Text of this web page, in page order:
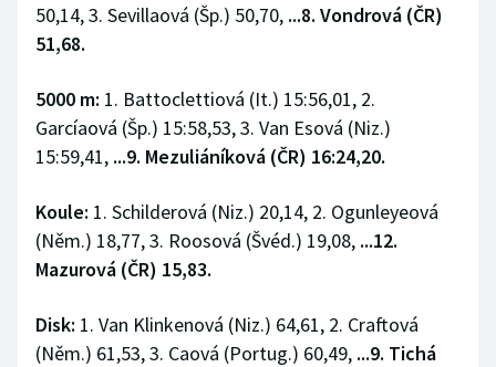
50,14, 3. Sevillaová (Šp.) 50,70, ...8. Vondrová (ČR)
51,68.
5000 m: 1. Battoclettiová (It.) 15:56,01, 2.
Garcíaová (Šp.) 15:58,53, 3. Van Esová (Niz.)
15:59,41, ...9. Mezuliáníková (ČR) 16:24,20.
Koule: 1. Schilderová (Niz.) 20,14, 2. Ogunleyeová
(Něm.) 18,77, 3. Roosová (Švéd.) 19,08, ...12.
Mazurová (ČR) 15,83.
Disk: 1. Van Klinkenová (Niz.) 64,61, 2. Craftová
(Něm.) 61,53, 3. Caová (Portug.) 60,49, ...9. Tichá